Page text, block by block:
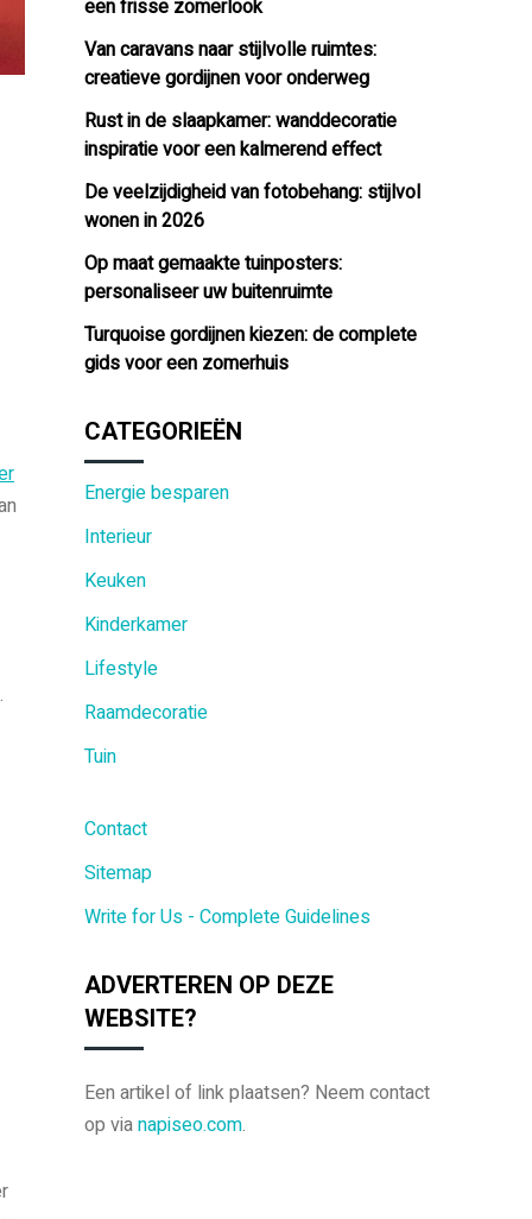
een frisse zomerlook
Van caravans naar stijlvolle ruimtes:
creatieve gordijnen voor onderweg
Rust in de slaapkamer: wanddecoratie
inspiratie voor een kalmerend effect
De veelzijdigheid van fotobehang: stijlvol
wonen in 2026
Op maat gemaakte tuinposters:
personaliseer uw buitenruimte
Turquoise gordijnen kiezen: de complete
gids voor een zomerhuis
CATEGORIEËN
Energie besparen
Interieur
Keuken
Kinderkamer
Lifestyle
Raamdecoratie
Tuin
Contact
Sitemap
Write for Us - Complete Guidelines
ADVERTEREN OP DEZE
WEBSITE?
Een artikel of link plaatsen? Neem contact
op vianapiseo.com.